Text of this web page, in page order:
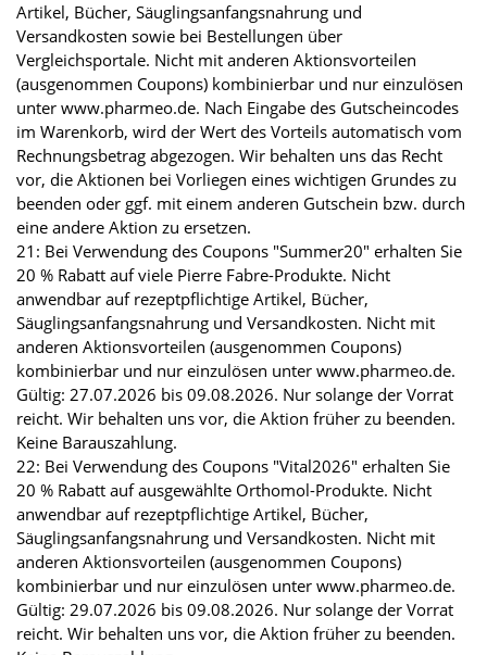
Artikel, Bücher, Säuglingsanfangsnahrung und
Versandkosten sowie bei Bestellungen über
Vergleichsportale. Nicht mit anderen Aktionsvorteilen
(ausgenommen Coupons) kombinierbar und nur einzulösen
unter www.pharmeo.de. Nach Eingabe des Gutscheincodes
im Warenkorb, wird der Wert des Vorteils automatisch vom
Rechnungsbetrag abgezogen. Wir behalten uns das Recht
vor, die Aktionen bei Vorliegen eines wichtigen Grundes zu
beenden oder ggf. mit einem anderen Gutschein bzw. durch
eine andere Aktion zu ersetzen.
21: Bei Verwendung des Coupons "Summer20" erhalten Sie
20 % Rabatt auf viele Pierre Fabre-Produkte. Nicht
anwendbar auf rezeptpflichtige Artikel, Bücher,
Säuglingsanfangsnahrung und Versandkosten. Nicht mit
anderen Aktionsvorteilen (ausgenommen Coupons)
kombinierbar und nur einzulösen unter www.pharmeo.de.
Gültig: 27.07.2026 bis 09.08.2026. Nur solange der Vorrat
reicht. Wir behalten uns vor, die Aktion früher zu beenden.
Keine Barauszahlung.
22: Bei Verwendung des Coupons "Vital2026" erhalten Sie
20 % Rabatt auf ausgewählte Orthomol-Produkte. Nicht
anwendbar auf rezeptpflichtige Artikel, Bücher,
Säuglingsanfangsnahrung und Versandkosten. Nicht mit
anderen Aktionsvorteilen (ausgenommen Coupons)
kombinierbar und nur einzulösen unter www.pharmeo.de.
Gültig: 29.07.2026 bis 09.08.2026. Nur solange der Vorrat
reicht. Wir behalten uns vor, die Aktion früher zu beenden.